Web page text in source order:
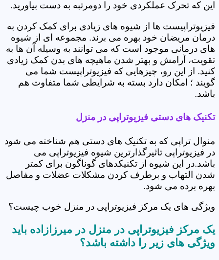
این که تحرک عملکردی خود را دومرتبه به دست بیاورید.
فیزیوتراپیست ها از شیوه های زیادی برای کمک کردن به
درمان مریضان خود بهره می برند. مجموعه ای از شیوه
های درمانی موجود است که می توانند به وسیله آن ها به
تقویت، آرامش و بهتر شدن ماهیچه های بدن کمک زیادی
کنید. از این رو، چیزهایی که فیزیوتراپیست شما می
گویند ؛ امکان دارد بسته به شرایطی شما متفاوت هم
باشد.
تکنیک های دستی فیزیوتراپی در منزل
منوال تراپی که به تکنیک های دستی هم شناخته می شود
در فیزیوتراپی تاثیرگذارترین شیوه فیزیوتراپی می
باشد.در این شیوه از تکنیکدهای گوناگون برای کمتر
شدن التهاب و برطرف کردن مشکلات عضلات و مفاصل
بهره برده می شود.
ویژگی های یک مرکز فیزیوتراپی در منزل خوب چیست؟
یک مرکز فیزیوتراپی در منزل در میرزازاده باید
ویژگی های زیر را داشته باشد؟